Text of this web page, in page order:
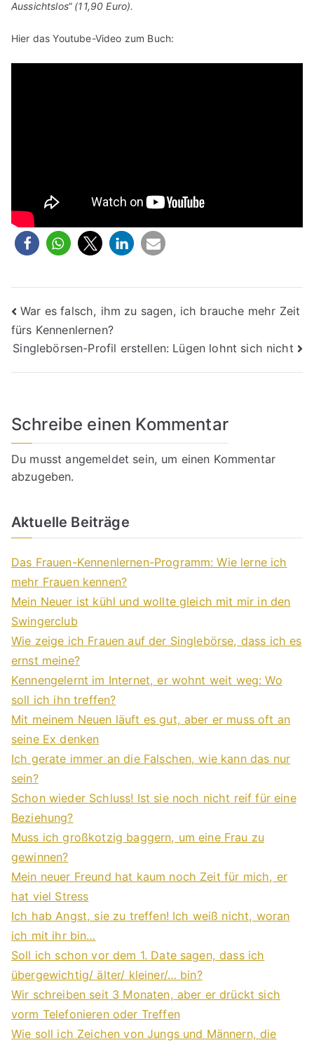
Aussichtslos“ (11,90 Euro).
Hier das Youtube-Video zum Buch:
Beitragsnavigation
War es falsch, ihm zu sagen, ich brauche mehr Zeit
fürs Kennenlernen?
Singlebörsen-Profil erstellen: Lügen lohnt sich nicht
Schreibe einen Kommentar
Du musstangemeldet sein, um einen Kommentar
abzugeben.
Aktuelle Beiträge
Das Frauen-Kennenlernen-Programm: Wie lerne ich
mehr Frauen kennen?
Mein Neuer ist kühl und wollte gleich mit mir in den
Swingerclub
Wie zeige ich Frauen auf der Singlebörse, dass ich es
ernst meine?
Kennengelernt im Internet, er wohnt weit weg: Wo
soll ich ihn treffen?
Mit meinem Neuen läuft es gut, aber er muss oft an
seine Ex denken
Ich gerate immer an die Falschen, wie kann das nur
sein?
Schon wieder Schluss! Ist sie noch nicht reif für eine
Beziehung?
Muss ich großkotzig baggern, um eine Frau zu
gewinnen?
Mein neuer Freund hat kaum noch Zeit für mich, er
hat viel Stress
Ich hab Angst, sie zu treffen! Ich weiß nicht, woran
ich mit ihr bin…
Soll ich schon vor dem 1. Date sagen, dass ich
übergewichtig/ älter/ kleiner/… bin?
Wir schreiben seit 3 Monaten, aber er drückt sich
vorm Telefonieren oder Treffen
Wie soll ich Zeichen von Jungs und Männern, die